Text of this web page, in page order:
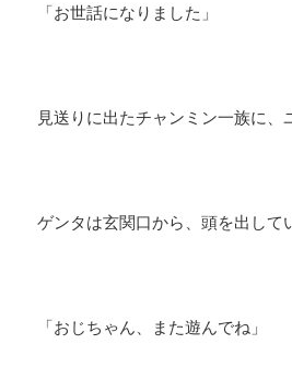
「お世話になりました」
見送りに出たチャンミン一族に、
ゲンタは玄関口から、頭を出して
「おじちゃん、また遊んでね」